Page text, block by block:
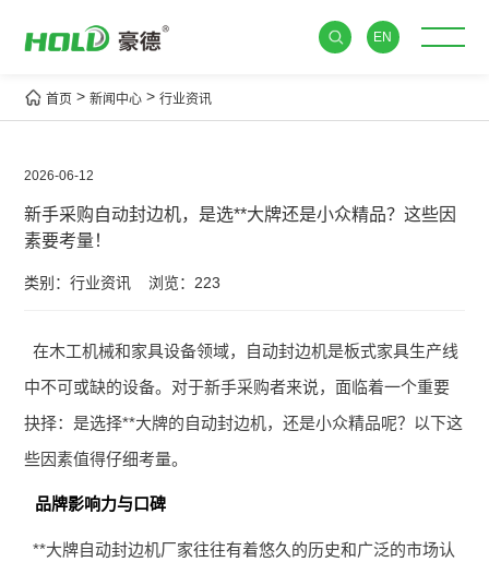
EN
首页 >新闻中心 >行业资讯
2026-06-12
新手采购自动封边机，是选**大牌还是小众精品？这些因
素要考量！
类别：行业资讯 浏览：223
在木工机械和家具设备领域，自动封边机是板式家具生产线
中不可或缺的设备。对于新手采购者来说，面临着一个重要
抉择：是选择**大牌的自动封边机，还是小众精品呢？以下这
些因素值得仔细考量。
品牌影响力与口碑
**大牌自动封边机厂家往往有着悠久的历史和广泛的市场认